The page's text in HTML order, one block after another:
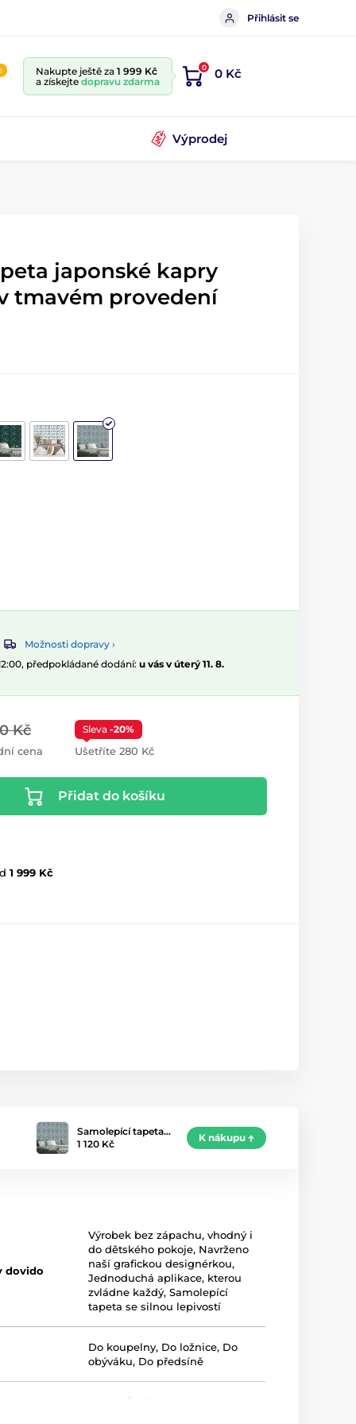
Přihlásit se
Nakupte ještě za 1 999 Kč
a získejte dopravu zdarma
0 0 Kč
Výprodej
japonské kapry
tmavém provedení
Možnosti dopravy ›
předpokládané dodání: u vás v úterý 11. 8.
Kč
cena
Sleva -20%
Ušetříte 280 Kč
Přidat do košíku
1 999 Kč
Samolepící tapeta…
1 120 Kč
K nákupu
dovido
Výrobek bez zápachu, vhodný i
do dětského pokoje, Navrženo
naší grafickou designérkou,
Jednoduchá aplikace, kterou
zvládne každý,Samolepící
tapeta se silnou lepivostí
Do koupelny, Do ložnice, Do
obýváku, Do předsíně
Šedá